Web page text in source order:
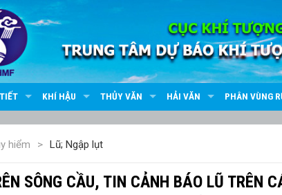
KHÍ HẬU THỦY VĂN HẢI VĂN PHÂN VÙNG
hiểm Lũ; Ngập lụt
SÔNG CẦU, TIN CẢNH BÁO LŨ TRÊN